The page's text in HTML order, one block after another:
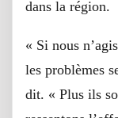
dans la région.
« Si nous
les problèmes
dit. « Plus ils